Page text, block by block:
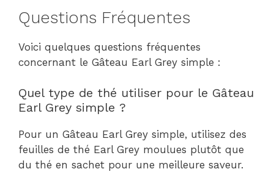
Questions Fréquentes
Voici quelques questions fréquentes
concernant le Gâteau Earl Grey simple :
Quel type de thé utiliser pour le Gâteau
Earl Grey simple ?
Pour un Gâteau Earl Grey simple, utilisez des
feuilles de thé Earl Grey moulues plutôt que
du thé en sachet pour une meilleure saveur.